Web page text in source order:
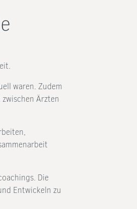
waren. Zudem
Ärzten
Die
Entwickeln zu